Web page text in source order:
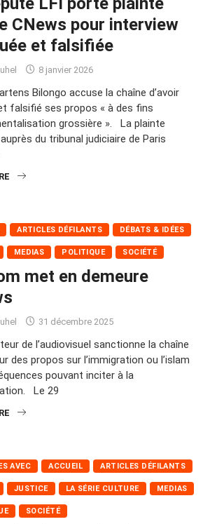
CNews pour interview
et falsifiée
8 janvier 2026
Bilongo accuse la chaîne d’avoir
falsifié ses propos « à des fins
grossière ». La plainte
du tribunal judiciaire de Paris
ARTICLES DÉFILANTS DÉBATS & IDÉES
MEDIAS POLITIQUE SOCIÉTÉ
met en demeure
31 décembre 2025
de l’audiovisuel sanctionne la chaîne
des propos sur l’immigration ou l’islam
pouvant inciter à la
Le 29
AVEC ACCUEIL ARTICLES DÉFILANTS
JUSTICE LA SÉRIE CULTURE MEDIAS
SOCIÉTÉ